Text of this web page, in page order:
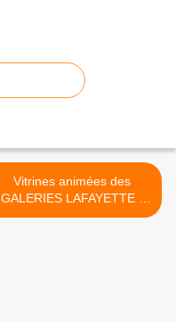
Vitrines animées des
GALERIES LAFAYETTE -
Fin 2013 >